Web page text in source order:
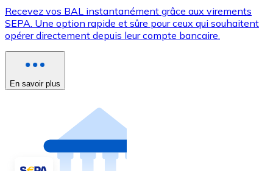
Recevez vos BAL instantanément grâce aux virements
SEPA. Une option rapide et sûre pour ceux qui souhaitent
opérer directement depuis leur compte bancaire.
En savoir plus